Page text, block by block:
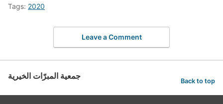
Tags: 2020
Leave a Comment
جمعية المبرّات الخيرية Back to top